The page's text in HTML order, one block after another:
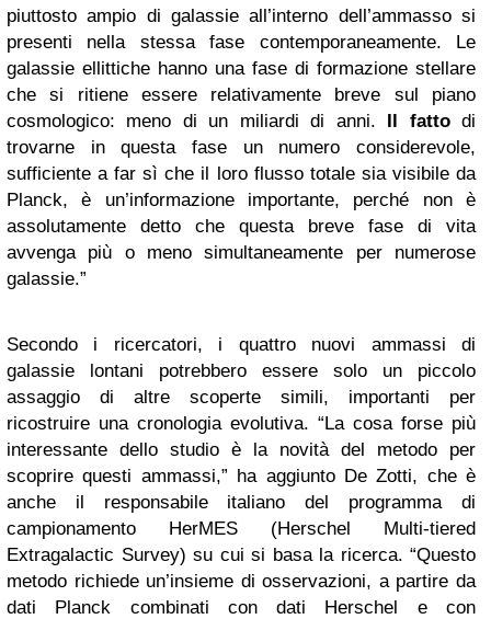
piuttosto ampio di galassie all’interno dell’ammasso si
presenti nella stessa fase contemporaneamente. Le
galassie ellittiche hanno una fase di formazione stellare
che si ritiene essere relativamente breve sul piano
cosmologico: meno di un miliardi di anni. Il fattodi
trovarne in questa fase un numero considerevole,
sufficiente a far sì che il loro flusso totale sia visibile da
Planck, è un’informazione importante, perché non è
assolutamente detto che questa breve fase di vita
avvenga più o meno simultaneamente per numerose
galassie.”
Secondo i ricercatori, i quattro nuovi ammassi di
galassie lontani potrebbero essere solo un piccolo
assaggio di altre scoperte simili, importanti per
ricostruire una cronologia evolutiva. “La cosa forse più
interessante dello studio è la novità del metodo per
scoprire questi ammassi,” ha aggiunto De Zotti, che è
anche il responsabile italiano del programma di
campionamento HerMES (Herschel Multi-tiered
Extragalactic Survey) su cui si basa la ricerca. “Questo
metodo richiede un’insieme di osservazioni, a partire da
dati Planck combinati con dati Herschel e con